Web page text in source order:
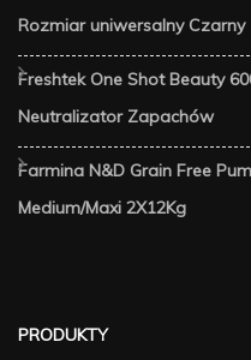
Rozmiar uniwersalny Czarny
Freshtek One Shot Beauty
Neutralizator Zapachów
Farmina N&D Grain Free
Medium/Maxi 2X12Kg
PRODUKTY